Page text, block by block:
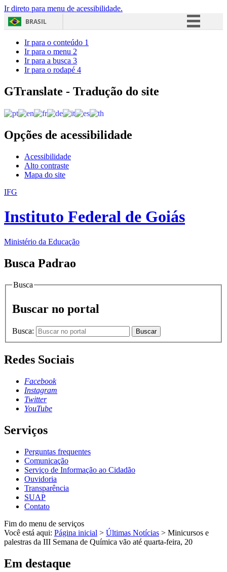
Ir direto para menu de acessibilidade.
BRASIL
Acesso à informação
Ir para o conteúdo 1
Ir para o menu 2
Ir para a busca 3
Ir para o rodapé 4
GTranslate - Tradução do site
Opções de acessibilidade
Acessibilidade
Alto contraste
Mapa do site
IFG
Instituto Federal de Goiás
Ministério da Educação
Busca Padrao
Busca
Buscar no portal
Busca: Buscar
Redes Sociais
Facebook
Instagram
Twitter
YouTube
Serviços
Perguntas frequentes
Comunicação
Serviço de Informação ao Cidadão
Ouvidoria
Transparência
SUAP
Contato
Fim do menu de serviços
Você está aqui: Página inicial > Últimas Notícias > Minicursos e
palestras da III Semana de Química vão até quarta-feira, 20
Em destaque